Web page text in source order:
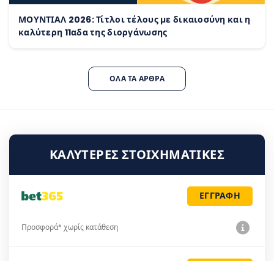
ΜΟΥΝΤΙΑΛ 2026: Τίτλοι τέλους με δικαιοσύνη και η
καλύτερη 11αδα της διοργάνωσης
ΌΛΑ ΤΑ ΆΡΘΡΑ
ΚΑΛΎΤΕΡΕΣ ΣΤΟΙΧΗΜΑΤΙΚΈΣ
ΕΓΓΡΑΦΗ
Προσφορά* χωρίς κατάθεση